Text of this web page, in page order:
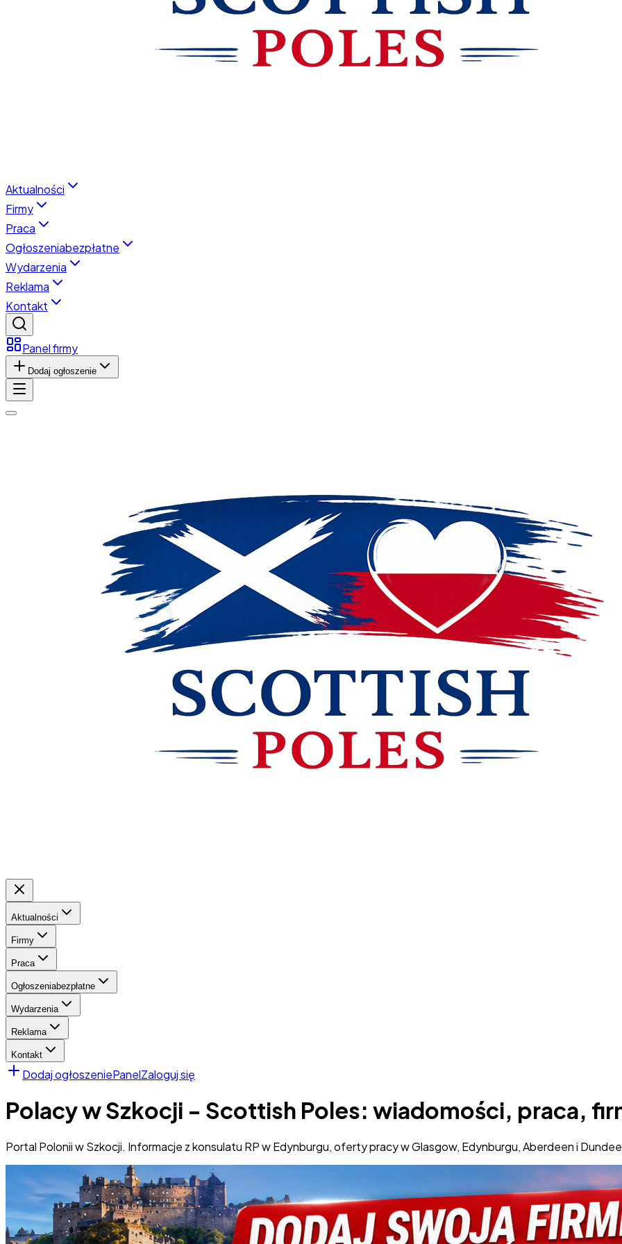
Aktualności
Firmy
Praca
Ogłoszeniabezpłatne
Wydarzenia
Reklama
Kontakt
Panel firmy
Dodaj ogłoszenie
Aktualności
Firmy
Praca
Ogłoszeniabezpłatne
Wydarzenia
Reklama
Kontakt
Dodaj ogłoszeniePanelZaloguj się
Polacy w Szkocji - Scottish Poles: wiadomości, praca,
Portal Polonii w Szkocji. Informacje z konsulatu RP w Edynburgu, oferty pracy w Glasgow, Edynburgu, Aberdeen i